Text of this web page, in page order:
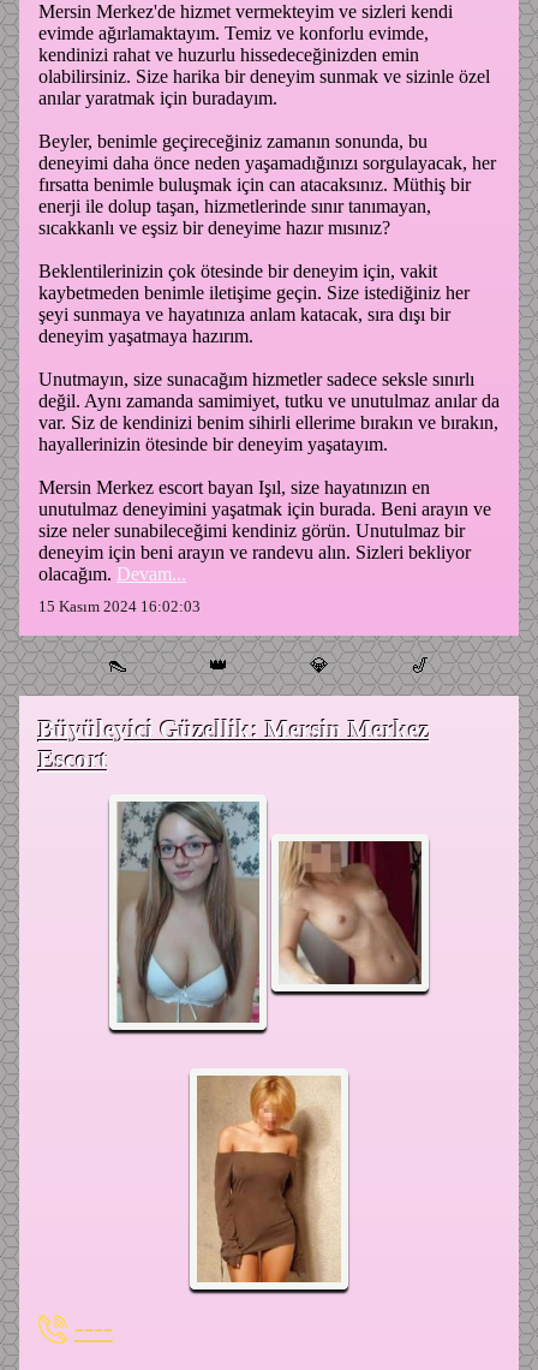
Mersin Merkez'de hizmet vermekteyim ve sizleri kendi
evimde ağırlamaktayım. Temiz ve konforlu evimde,
kendinizi rahat ve huzurlu hissedeceğinizden emin
olabilirsiniz. Size harika bir deneyim sunmak ve sizinle özel
anılar yaratmak için buradayım.
Beyler, benimle geçireceğiniz zamanın sonunda, bu
deneyimi daha önce neden yaşamadığınızı sorgulayacak, her
fırsatta benimle buluşmak için can atacaksınız. Müthiş bir
enerji ile dolup taşan, hizmetlerinde sınır tanımayan,
sıcakkanlı ve eşsiz bir deneyime hazır mısınız?
Beklentilerinizin çok ötesinde bir deneyim için, vakit
kaybetmeden benimle iletişime geçin. Size istediğiniz her
şeyi sunmaya ve hayatınıza anlam katacak, sıra dışı bir
deneyim yaşatmaya hazırım.
Unutmayın, size sunacağım hizmetler sadece seksle sınırlı
değil. Aynı zamanda samimiyet, tutku ve unutulmaz anılar da
var. Siz de kendinizi benim sihirli ellerime bırakın ve bırakın,
hayallerinizin ötesinde bir deneyim yaşatayım.
Mersin Merkez escort bayan Işıl, size hayatınızın en
unutulmaz deneyimini yaşatmak için burada. Beni arayın ve
size neler sunabileceğimi kendiniz görün. Unutulmaz bir
deneyim için beni arayın ve randevu alın. Sizleri bekliyor
olacağım. Devam...
15 Kasım 2024 16:02:03
👠 👑 💎 🎷
Büyüleyici Güzellik: Mersin Merkez
Escort
----